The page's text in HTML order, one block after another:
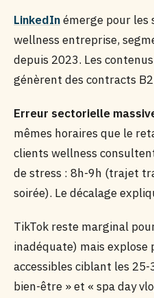
LinkedInémerge pour les
wellness entreprise,
depuis 2023. Les
génèrent des contracts
Erreur sectorielle
mêmes horaires que le
clients wellness
de stress : 8h-9h (trajet
soirée). Le décalage
TikTok reste marginal
inadéquate) mais explose
accessibles ciblant les
bien-être » et « spa day